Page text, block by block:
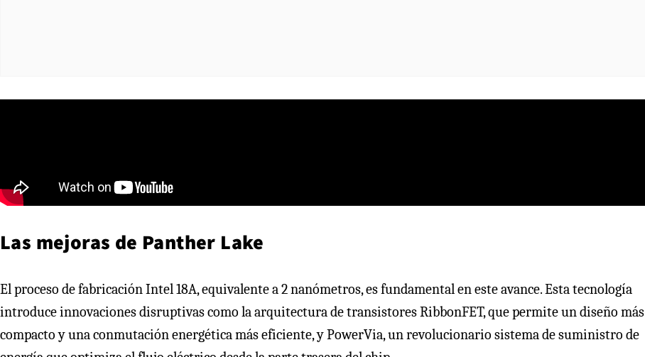
Las mejoras de Panther Lake
El proceso de fabricación Intel 18A, equivalente a 2 nanómetros, es fundamental en este avance. Esta tecnología
introduce innovaciones disruptivas como la arquitectura de transistores RibbonFET, que permite un diseño más
compacto y una conmutación energética más eficiente, y PowerVia, un revolucionario sistema de suministro de